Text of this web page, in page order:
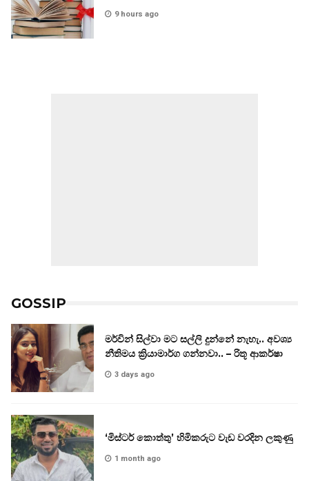
9 hours ago
GOSSIP
මර්වින් සිල්වා මට සල්ලි දුන්නේ නැහැ.. අවශ්‍ය
නීතිමය ක්‍රියාමාර්ග ගන්නවා.. – රිතූ ආකර්ෂා
3 days ago
‘මිස්ටර් කොත්තු’ හිමිකරුට වැඩ වරදින ලකුණු
1 month ago